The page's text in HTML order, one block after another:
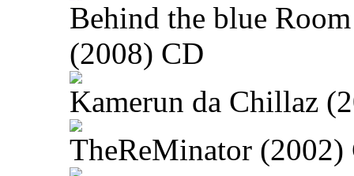
Behind the blue Room
(2008) CD
Kamerun da Chillaz
TheReMinator (2002)